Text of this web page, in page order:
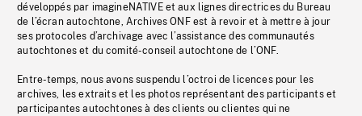
développés par imagineNATIVE et aux lignes directrices du Bureau
de l’écran autochtone, Archives ONF est à revoir et à mettre à jour
ses protocoles d’archivage avec l’assistance des communautés
autochtones et du comité-conseil autochtone de l’ONF.
Entre-temps, nous avons suspendu l’octroi de licences pour les
archives, les extraits et les photos représentant des participants et
participantes autochtones à des clients ou clientes qui ne